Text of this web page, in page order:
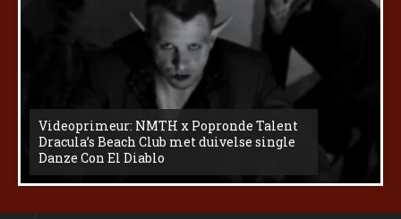
Videoprimeur: NMTH x Popronde Talent
Dracula’s Beach Club met duivelse single
Danze Con El Diablo